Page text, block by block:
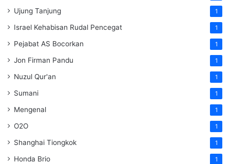
Ujung Tanjung 1
Israel Kehabisan Rudal Pencegat 1
Pejabat AS Bocorkan 1
Jon Firman Pandu 1
Nuzul Qur'an 1
Sumani 1
Mengenal 1
O2O 1
Shanghai Tiongkok 1
Honda Brio 1